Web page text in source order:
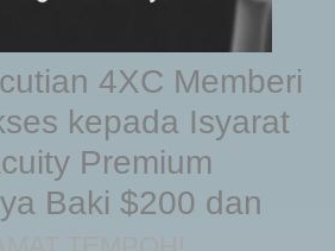
4XC Memberi
kepada Isyarat
Premium
Baki $200 dan